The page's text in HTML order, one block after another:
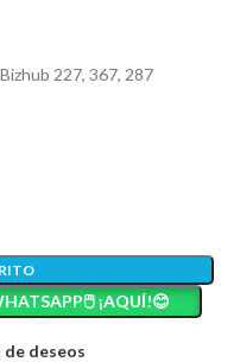
227, 367, 287
¡AQUÍ!😊
deseos